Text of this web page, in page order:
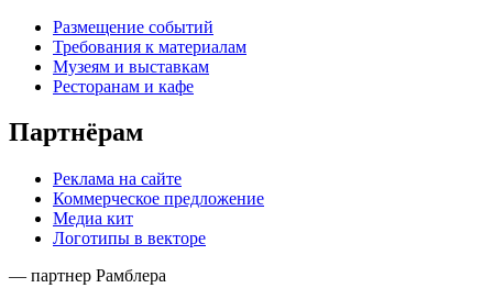
Размещение событий
Требования к материалам
Музеям и выставкам
Ресторанам и кафе
Партнёрам
Реклама на сайте
Коммерческое предложение
Медиа кит
Логотипы в векторе
— партнер Рамблера